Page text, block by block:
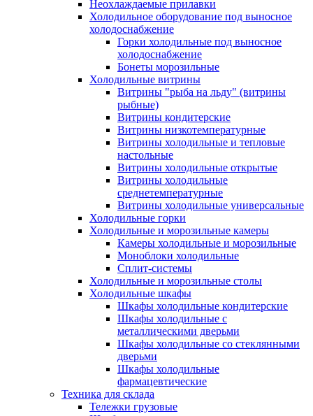
Неохлаждаемые прилавки
Холодильное оборудование под выносное
холодоснабжение
Горки холодильные под выносное
холодоснабжение
Бонеты морозильные
Холодильные витрины
Витрины "рыба на льду" (витрины
рыбные)
Витрины кондитерские
Витрины низкотемпературные
Витрины холодильные и тепловые
настольные
Витрины холодильные открытые
Витрины холодильные
среднетемпературные
Витрины холодильные универсальные
Холодильные горки
Холодильные и морозильные камеры
Камеры холодильные и морозильные
Моноблоки холодильные
Сплит-системы
Холодильные и морозильные столы
Холодильные шкафы
Шкафы холодильные кондитерские
Шкафы холодильные с
металлическими дверьми
Шкафы холодильные со стеклянными
дверьми
Шкафы холодильные
фармацевтические
Техника для склада
Тележки грузовые